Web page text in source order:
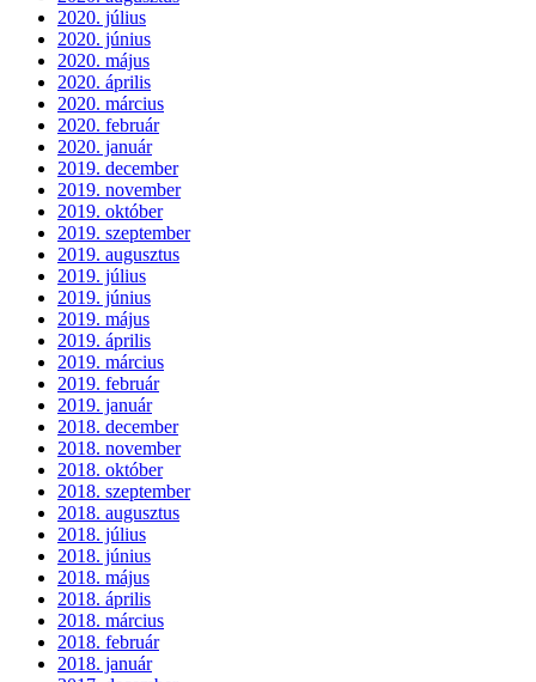
2020. július
2020. június
2020. május
2020. április
2020. március
2020. február
2020. január
2019. december
2019. november
2019. október
2019. szeptember
2019. augusztus
2019. július
2019. június
2019. május
2019. április
2019. március
2019. február
2019. január
2018. december
2018. november
2018. október
2018. szeptember
2018. augusztus
2018. július
2018. június
2018. május
2018. április
2018. március
2018. február
2018. január